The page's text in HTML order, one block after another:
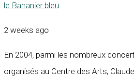
le Bananier bleu
2 weeks ago
En 2004, parmi les nombreux
organisés au Centre des Arts,